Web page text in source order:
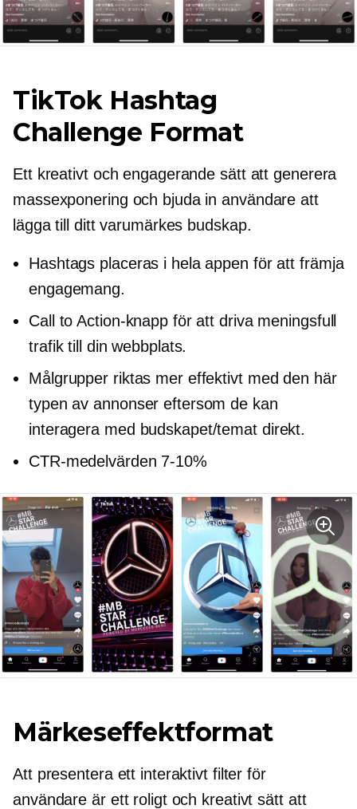
TikTok Hashtag
Challenge Format
Ett kreativt och engagerande sätt att generera
massexponering och bjuda in användare att
lägga till ditt varumärkes budskap.
Hashtags placeras i hela appen för att främja
engagemang.
Call to Action-knapp för att driva meningsfull
trafik till din webbplats.
Målgrupper riktas mer effektivt med den här
typen av annonser eftersom de kan
interagera med budskapet/temat direkt.
CTR-medelvärden 7-10%
Märkeseffektformat
Att presentera ett interaktivt filter för
användare är ett roligt och kreativt sätt att